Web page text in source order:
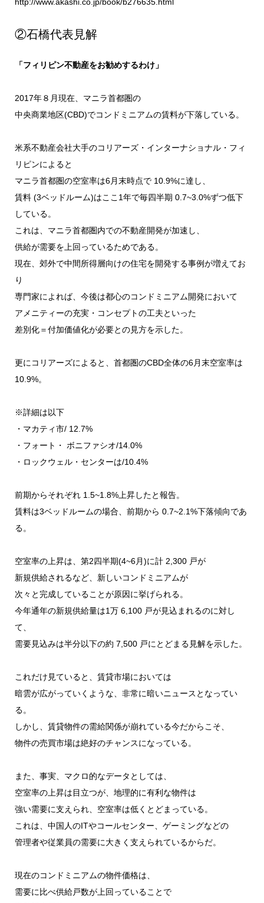
②石橋代表見解
「フィリピン不動産をお勧めするわけ」
2017年８月現在、マニラ首都圏の
中央商業地区(CBD)でコンドミニアムの賃料が下落している。
米系不動産会社大手のコリアーズ・インターナショナル・フィ
リピンによると
マニラ首都圏の空室率は6月末時点で 10.9%に達し、
賃料 (3ベッドルーム)はここ1年で毎四半期 0.7~3.0%ずつ低下
している。
これは、マニラ首都圏内での不動産開発が加速し、
供給が需要を上回っているためである。
現在、郊外で中間所得層向けの住宅を開発する事例が増えてお
り
専門家によれば、今後は都心のコンドミニアム開発において
アメニティーの充実・コンセプトの工夫といった
差別化＝付加価値化が必要との見方を示した。
更にコリアーズによると、首都圏のCBD全体の6月末空室率は
10.9%。
※詳細は以下
・マカティ市/ 12.7%
・フォート・ ボニファシオ/14.0%
・ロックウェル・センターは/10.4%
前期からそれぞれ 1.5~1.8%上昇したと報告。
賃料は3ベッドルームの場合、前期から 0.7~2.1%下落傾向であ
る。
空室率の上昇は、第2四半期(4~6月)に計 2,300 戸が
新規供給されるなど、新しいコンドミニアムが
次々と完成していることが原因に挙げられる。
今年通年の新規供給量は1万 6,100 戸が見込まれるのに対し
て、
需要見込みは半分以下の約 7,500 戸にとどまる見解を示した。
これだけ見ていると、賃貸市場においては
暗雲が広がっていくような、非常に暗いニュースとなってい
る。
しかし、賃貸物件の需給関係が崩れている今だからこそ、
物件の売買市場は絶好のチャンスになっている。
また、事実、マクロ的なデータとしては、
空室率の上昇は目立つが、地理的に有利な物件は
強い需要に支えられ、空室率は低くとどまっている。
これは、中国人のITやコールセンター、ゲーミングなどの
管理者や従業員の需要に大きく支えられているからだ。
現在のコンドミニアムの物件価格は、
需要に比べ供給戸数が上回っていることで
①BED&GOについて
Ⅰ．不動産管理
Ⅱ．インテリアデザイン内装販売・施工
Ⅲ．不動産販売
Ⅳ．会社基本情報
②石橋代表見解